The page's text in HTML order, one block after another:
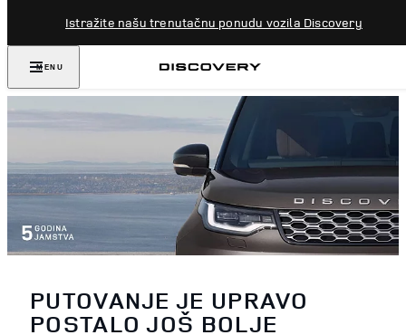
Istražite našu trenutačnu ponudu vozila Discovery
MENU
PUTOVANJE JE UPRAVO
POSTALO JOŠ BOLJE